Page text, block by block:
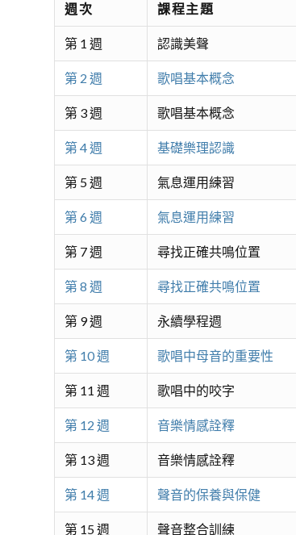
週次 課程主題
第 1 週 認識美聲
第 2 週 歌唱基本概念
第 3 週 歌唱基本概念
第 4 週 基礎樂理認識
第 5 週 氣息運用練習
第 6 週 氣息運用練習
第 7 週 尋找正確共鳴位置
第 8 週 尋找正確共鳴位置
第 9 週 永續學程週
第 10 週 歌唱中母音的重要性
第 11 週 歌唱中的咬字
第 12 週 音樂情感詮釋
第 13 週 音樂情感詮釋
第 14 週 聲音的保養與保健
第 15 週 聲音整合訓練